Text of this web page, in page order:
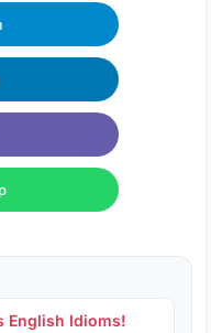
English Idioms!